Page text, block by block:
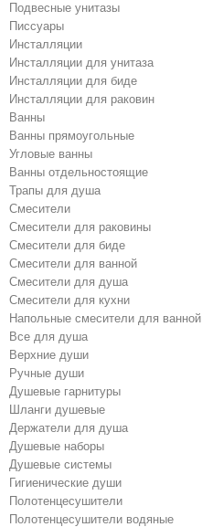
Подвесные унитазы
Писсуары
Инсталляции
Инсталляции для унитаза
Инсталляции для биде
Инсталляции для раковин
Ванны
Ванны прямоугольные
Угловые ванны
Ванны отдельностоящие
Трапы для душа
Смесители
Cмесители для раковины
Смесители для биде
Смесители для ванной
Cмесители для душа
Cмесители для кухни
Напольные смесители для ванной
Все для душа
Верхние души
Ручные души
Душевые гарнитуры
Шланги душевые
Держатели для душа
Душевые наборы
Душевые системы
Гигиенические души
Полотенцесушители
Полотенцесушители водяные